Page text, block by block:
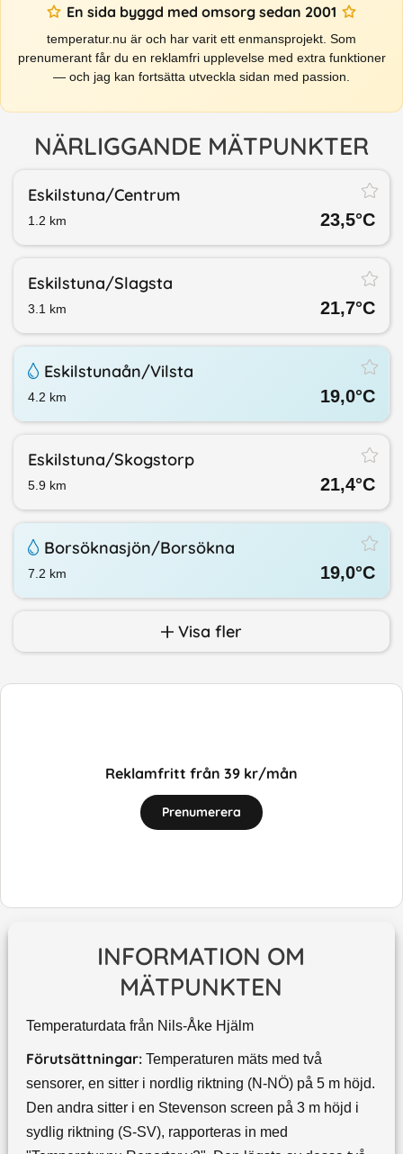
En sida byggd med omsorg sedan 2001
temperatur.nu är och har varit ett enmansprojekt. Som
prenumerant får du en reklamfri upplevelse med extra funktioner
— och jag kan fortsätta utveckla sidan med passion.
NÄRLIGGANDE MÄTPUNKTER
Eskilstuna/​Centrum
1.2 km 23,5°C
Eskilstuna/​Slagsta
3.1 km 21,7°C
Eskilstunaån/​Vilsta
4.2 km 19,0°C
Eskilstuna/​Skogstorp
5.9 km 21,4°C
Borsöknasjön/​Borsökna
7.2 km 19,0°C
Visa fler
Reklamfritt från 39 kr/mån
Prenumerera
INFORMATION OM
MÄTPUNKTEN
Temperaturdata från Nils-Åke Hjälm
Förutsättningar: Temperaturen mäts med två
sensorer, en sitter i nordlig riktning (N-NÖ) på 5 m höjd.
Den andra sitter i en Stevenson screen på 3 m höjd i
sydlig riktning (S-SV), rapporteras in med